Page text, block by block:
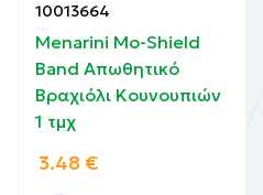
10013664
Menarini Mo-Shield
Band Απωθητικό
Bραχιόλι Κουνουπιών
1 τμχ
3.48 €